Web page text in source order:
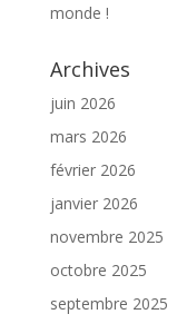
monde !
Archives
juin 2026
mars 2026
février 2026
janvier 2026
novembre 2025
octobre 2025
septembre 2025